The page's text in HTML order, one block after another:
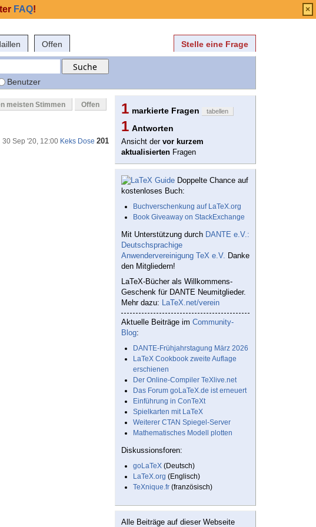
Offen Stelle eine Frage
Benutzer
meisten Stimmen Offen
30 Sep '20, 12:00 Keks Dose 201
1 markierte Fragen tabellen
1 Antworten
Ansicht der vor kurzem
aktualisierten Fragen
Doppelte Chance auf
kostenloses Buch:
Buchverschenkung auf LaTeX.org
Book Giveaway on StackExchange
Mit Unterstützung durch DANTE e.V.:
Deutschsprachige
Anwendervereinigung TeX e.V. Danke
den Mitgliedern!
LaTeX-Bücher als Willkommens-
Geschenk für DANTE Neumitglieder.
Mehr dazu: LaTeX.net/verein
Aktuelle Beiträge im Community-
Blog:
DANTE-Frühjahrstagung März 2026
LaTeX Cookbook zweite Auflage
erschienen
Der Online-Compiler TeXlive.net
Das Forum goLaTeX.de ist erneuert
Einführung in ConTeXt
Spielkarten mit LaTeX
Weiterer CTAN Spiegel-Server
Mathematisches Modell plotten
Diskussionsforen:
goLaTeX (Deutsch)
LaTeX.org (Englisch)
TeXnique.fr (französisch)
Alle Beiträge auf dieser Webseite
FAQ! ×